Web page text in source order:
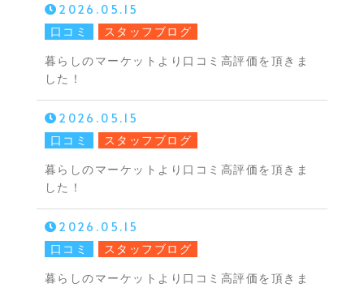
2026.05.15
口コミ スタッフブログ
暮らしのマーケットより口コミ高評価を頂きま
した！
2026.05.15
口コミ スタッフブログ
暮らしのマーケットより口コミ高評価を頂きま
した！
2026.05.15
口コミ スタッフブログ
暮らしのマーケットより口コミ高評価を頂きま